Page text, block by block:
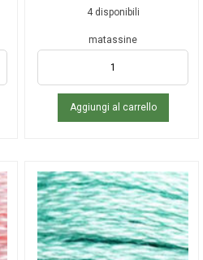
4 disponibili
matassine
Aggiungi al carrello